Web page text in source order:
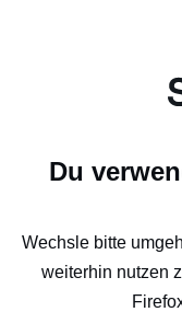
Du
Wechsle bitte
weiterhin nutzen